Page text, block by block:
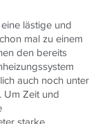
lästige und
mal zu einem
den bereits
auch noch unter
Um Zeit und